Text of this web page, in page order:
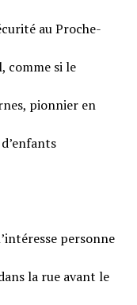
au Proche-
comme si le
pionnier en
personne
la rue avant le